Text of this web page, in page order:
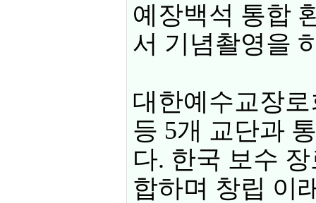
예장백석 통합
서 기념촬영을
대한예수교장
등 5개 교단과
다. 한국 보수
합하며 창립 이